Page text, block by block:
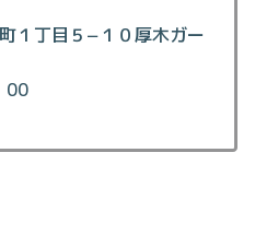
１丁目５−１０厚木ガー
00